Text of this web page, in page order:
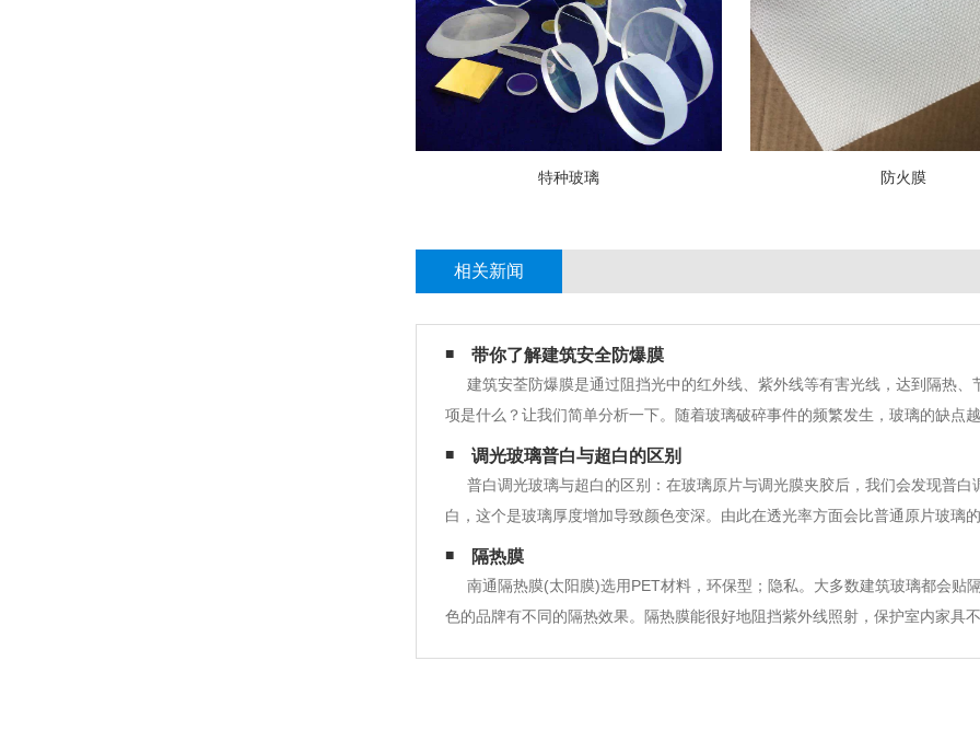
特种玻璃 防火膜
相关新闻
带你了解建筑安全防爆膜
建筑安荃防爆膜是通过阻挡光中的红外线、紫外线等有害光线，达到隔热
项是什么？让我们简单分析一下。随着玻璃破碎事件的频繁发生，玻璃的缺点
始在玻璃上贴建筑安荃防爆膜，有些人决定自己贴。但我不知道如何开始。
工具准备。喷雾、刮刀、刀、清洁剂、清洁水等。
调光玻璃普白与超白的区别
普白调光玻璃与超白的区别：在玻璃原片与调光膜夹胶后，我们会发现普
白，这个是玻璃厚度增加导致颜色变深。由此在透光率方面会比普通原片玻璃
光率有了一定的阻碍。所以看起来透光率会没有普通玻璃那么通透。其实普
有区别，所以您在选择调光玻璃的时候，就要看您对玻
隔热膜
南通隔热膜(太阳膜)选用PET材料，环保型；隐私。大多数建筑玻璃都会贴
色的品牌有不同的隔热效果。隔热膜能很好地阻挡紫外线照射，保护室内家具